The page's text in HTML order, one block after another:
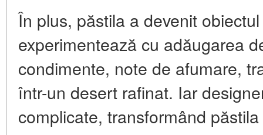
În plus, păstila a devenit
experimentează cu adăugarea
condimente, note de afumare,
într-un desert rafinat. Iar
complicate, transformând